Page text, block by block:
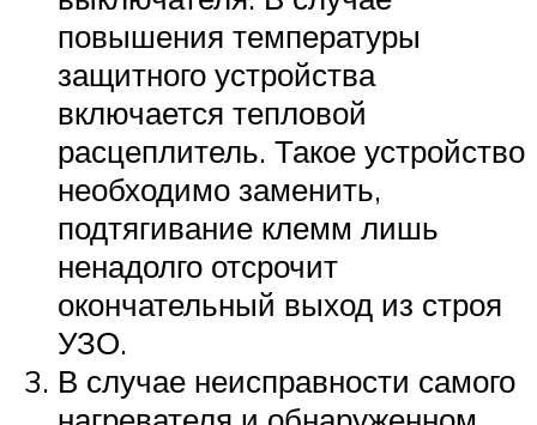
повышения температуры
защитного устройства
включается тепловой
расцеплитель. Такое устройство
необходимо заменить,
подтягивание клемм лишь
ненадолго отсрочит
окончательный выход из строя
УЗО.
В случае неисправности самого